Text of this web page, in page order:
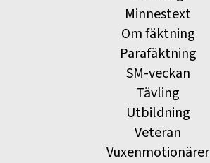
Minnestext
Om fäktning
Parafäktning
SM-veckan
Tävling
Utbildning
Veteran
Vuxenmotionärer